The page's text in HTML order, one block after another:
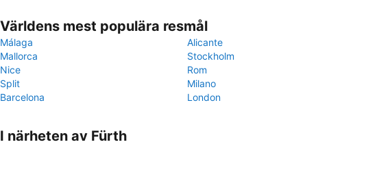
Världens mest populära resmål
Málaga
Alicante
Mallorca
Stockholm
Nice
Rom
Split
Milano
Barcelona
London
I närheten av Fürth